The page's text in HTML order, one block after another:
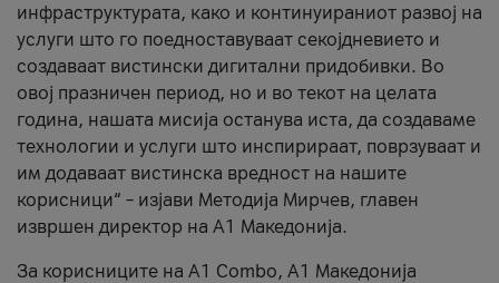
инфраструктурата, како и континуираниот развој на
услуги што го поедноставуваат секојдневието и
создаваат вистински дигитални придобивки. Во
овој празничен период, но и во текот на целата
година, нашата мисија останува иста, да создаваме
технологии и услуги што инспирираат, поврзуваат и
им додаваат вистинска вредност на нашите
корисници“ – изјави Методија Мирчев, главен
извршен директор на А1 Македонија.
За корисниците на A1 Combo, А1 Македонија